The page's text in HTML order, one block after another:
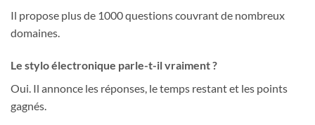
Il propose plus de 1000 questions couvrant de nombreux
domaines.
Le stylo électronique parle-t-il vraiment ?
Oui. Il annonce les réponses, le temps restant et les points
gagnés.